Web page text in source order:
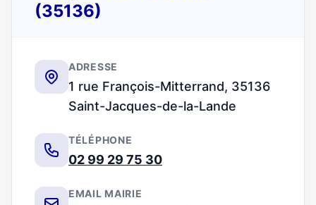
(35136)
ADRESSE
1 rue François-Mitterrand, 35136
Saint-Jacques-de-la-Lande
TÉLÉPHONE
02 99 29 75 30
EMAIL MAIRIE